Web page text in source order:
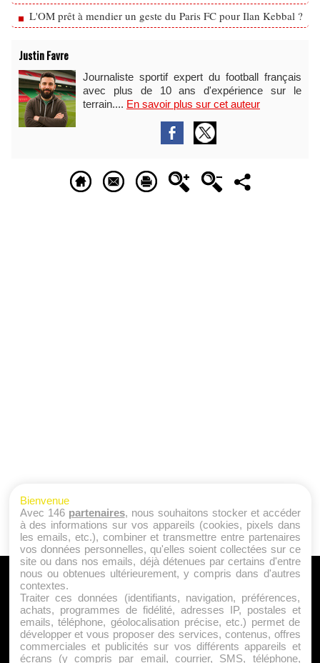
L'OM prêt à mendier un geste du Paris FC pour Ilan Kebbal ?
Justin Favre
Journaliste sportif expert du football français
avec plus de 10 ans d'expérience sur le
terrain.... En savoir plus sur cet auteur
A PROPOS
Qui sommes nous ?
Mentions Légales
Publicité
Politique de Cookies
Bienvenue
Avec 146 partenaires, nous souhaitons stocker et accéder
à des informations sur vos appareils (cookies, pixels dans
les emails, etc.), combiner et transmettre entre partenaires
vos données personnelles, qu'elles soient collectées sur ce
site ou dans nos emails, déjà détenues par certains d'entre
nous ou obtenues ultérieurement, y compris dans d'autres
contextes.
Traiter ces données (identifiants, navigation, préférences,
achats, programmes de fidélité, adresses IP, postales et
emails, téléphone, géolocalisation précise, etc.) permet de
développer et vous proposer des services, contenus, offres
commerciales et publicités sur vos différents appareils et
écrans (y compris par email, courrier, SMS, téléphone,